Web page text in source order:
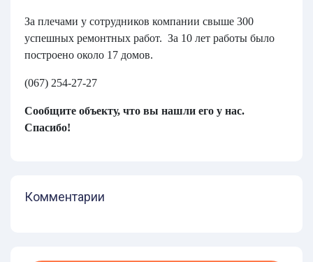
За плечами у сотрудников компании свыше 300
успешных ремонтных работ. За 10 лет работы было
построено около 17 домов.
(067) 254-27-27
Сообщите объекту, что вы нашли его у нас.
Спасибо!
Комментарии